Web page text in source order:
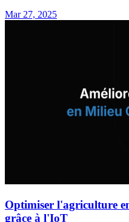
Mar 27, 2025
Optimiser l'agriculture
grâce à l'IoT